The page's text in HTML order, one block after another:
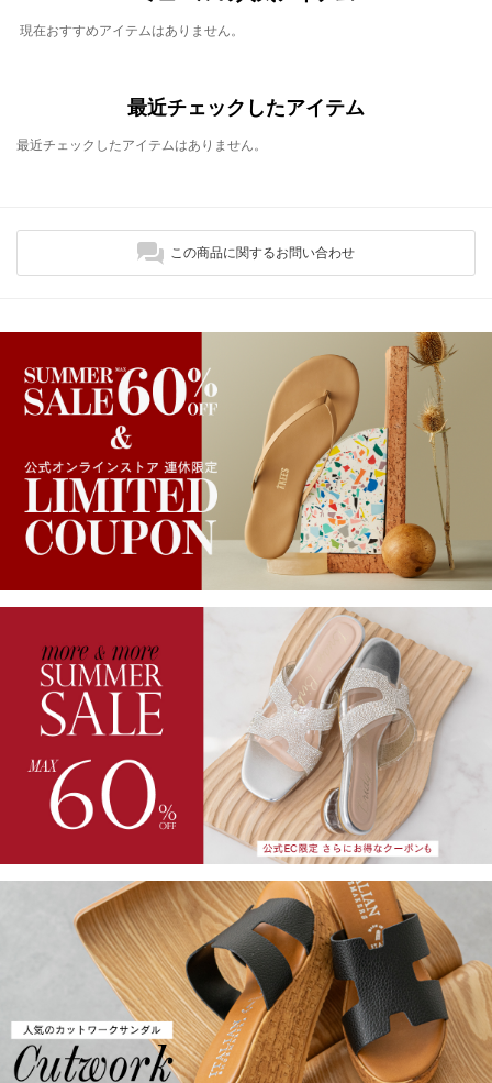
現在おすすめアイテムはありません。
最近チェックしたアイテム
最近チェックしたアイテムはありません。
この商品に関するお問い合わせ